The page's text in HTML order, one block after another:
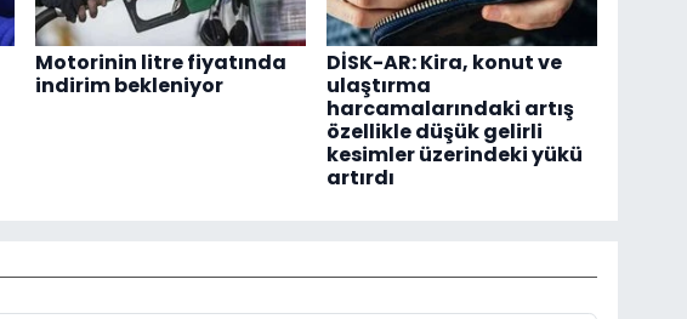
Motorinin litre fiyatında
indirim bekleniyor
DİSK-AR: Kira, konut ve
ulaştırma
harcamalarındaki artış
özellikle düşük gelirli
kesimler üzerindeki yükü
artırdı